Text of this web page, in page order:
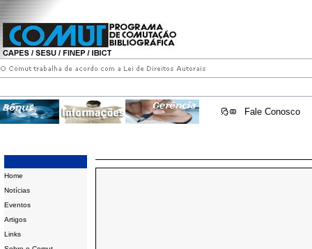
Fale Conosco
Home
Notícias
Eventos
Artigos
Links